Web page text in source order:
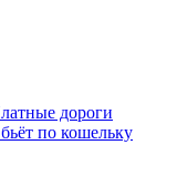
дороги
по кошельку